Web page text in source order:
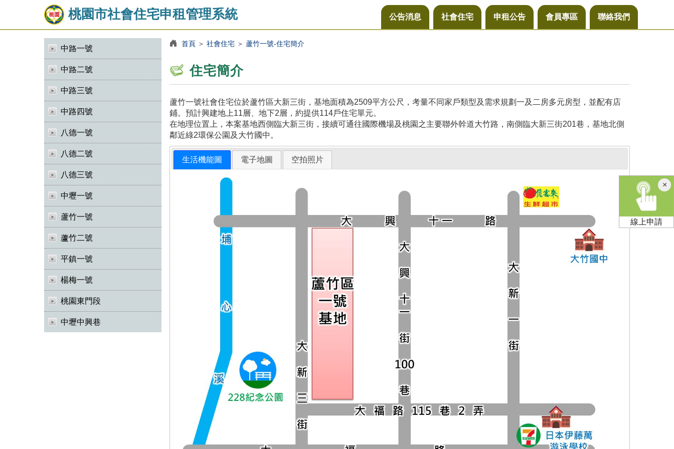
桃園市社會住宅申租管理系統 公告消息 社會住宅 申租公告 會員專區 聯絡我們
中路一號
中路二號
中路三號
中路四號
八德一號
八德二號
八德三號
中壢一號
蘆竹一號
蘆竹二號
平鎮一號
楊梅一號
桃園東門段
中壢中興巷
首頁＞ 社會住宅＞ 蘆竹一號-住宅簡介
住宅簡介
蘆竹一號社會住宅位於蘆竹區大新三街，基地面積為2509平方公尺，考量不同家戶類型及需求規劃一及二房多元房型，並配有店
鋪。預計興建地上11層、地下2層，約提供114戶住宅單元。
在地理位置上，本案基地西側臨大新三街，接續可通往國際機場及桃園之主要聯外幹道大竹路，南側臨大新三街201巷，基地北側
鄰近綠2環保公園及大竹國中。
生活機能圖 電子地圖 空拍照片
×關
閉
線上申請